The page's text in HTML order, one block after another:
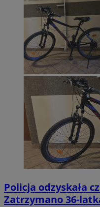
Policja odzyskała
Zatrzymano 36-